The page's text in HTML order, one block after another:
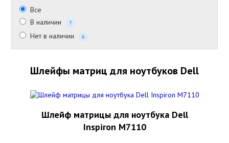
Все
В наличии
7
Нет в наличии 6
Шлейфы матриц для ноутбуков Dell
Шлейф матрицы для ноутбука Dell
Inspiron M7110